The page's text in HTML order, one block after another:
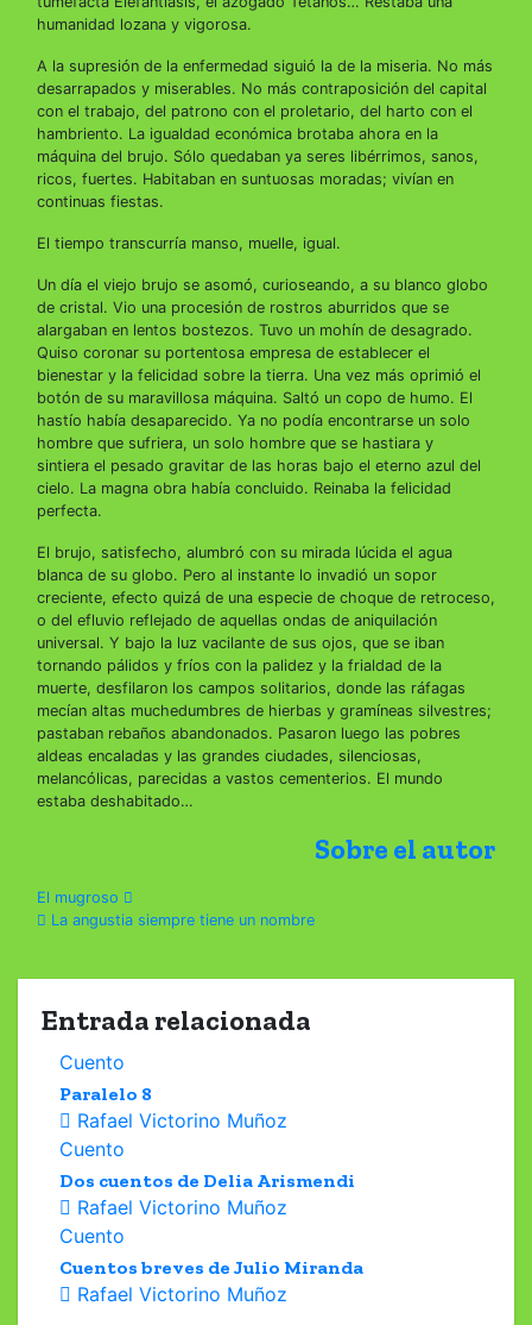
humanidad lozana y vigorosa.
A la supresión de la enfermedad siguió la de la miseria. No más
desarrapados y miserables. No más contraposición del capital
con el trabajo, del patrono con el proletario, del harto con el
hambriento. La igualdad económica brotaba ahora en la
máquina del brujo. Sólo quedaban ya seres libérrimos, sanos,
ricos, fuertes. Habitaban en suntuosas moradas; vivían en
continuas fiestas.
El tiempo transcurría manso, muelle, igual.
Un día el viejo brujo se asomó, curioseando, a su blanco globo
de cristal. Vio una procesión de rostros aburridos que se
alargaban en lentos bostezos. Tuvo un mohín de desagrado.
Quiso coronar su portentosa empresa de establecer el
bienestar y la felicidad sobre la tierra. Una vez más oprimió el
botón de su maravillosa máquina. Saltó un copo de humo. El
hastío había desaparecido. Ya no podía encontrarse un solo
hombre que sufriera, un solo hombre que se hastiara y
sintiera el pesado gravitar de las horas bajo el eterno azul del
cielo. La magna obra había concluido. Reinaba la felicidad
perfecta.
El brujo, satisfecho, alumbró con su mirada lúcida el agua
blanca de su globo. Pero al instante lo invadió un sopor
creciente, efecto quizá de una especie de choque de retroceso,
o del efluvio reflejado de aquellas ondas de aniquilación
universal. Y bajo la luz vacilante de sus ojos, que se iban
tornando pálidos y fríos con la palidez y la frialdad de la
muerte, desfilaron los campos solitarios, donde las ráfagas
mecían altas muchedumbres de hierbas y gramíneas silvestres;
pastaban rebaños abandonados. Pasaron luego las pobres
aldeas encaladas y las grandes ciudades, silenciosas,
melancólicas, parecidas a vastos cementerios. El mundo
estaba deshabitado…
Sobre el autor
Navegación
entradas
El mugroso
La angustia siempre tiene un nombre
Entrada relacionada
Cuento
Paralelo 8
Rafael Victorino Muñoz
Cuento
Dos cuentos de Delia Arismendi
Rafael Victorino Muñoz
Cuento
Cuentos breves de Julio Miranda
Rafael Victorino Muñoz